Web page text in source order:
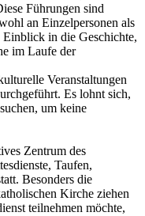
Führungen sind
an Einzelpersonen als
Einblick in die Geschichte,
im Laufe der
Veranstaltungen
Es lohnt sich,
um keine
Zentrum des
Taufen,
Besonders die
Kirche ziehen
teilnehmen möchte,